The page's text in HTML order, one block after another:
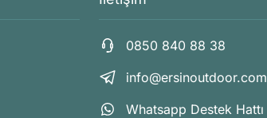
0850 840 88 38
info@ersinoutdoor.com
Whatsapp Destek Hattı